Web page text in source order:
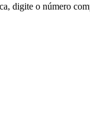
digite o número